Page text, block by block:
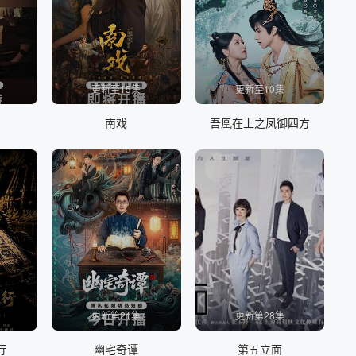
更新至15集
南戏
更新至10集
吾凰在上之凤御四方
更新第21集
幽宅奇谭
更新第28集
第五立面